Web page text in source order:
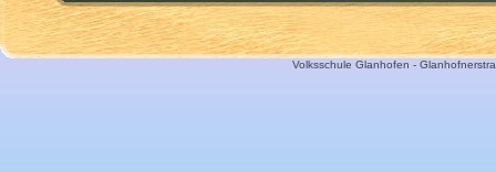
Volksschule Glanhofen -